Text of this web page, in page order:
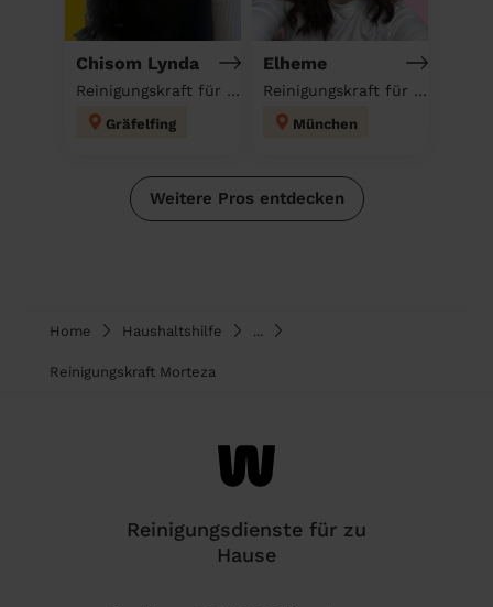
Chisom Lynda
Reinigungskraft für deinen Haushalt
Gräfelfing
Elheme
Reinigungskraft für deinen Haushalt
München
Weitere Pros entdecken
Home Haushaltshilfe
Reinigungskraft Morteza
Reinigungsdienste für zu
Hause